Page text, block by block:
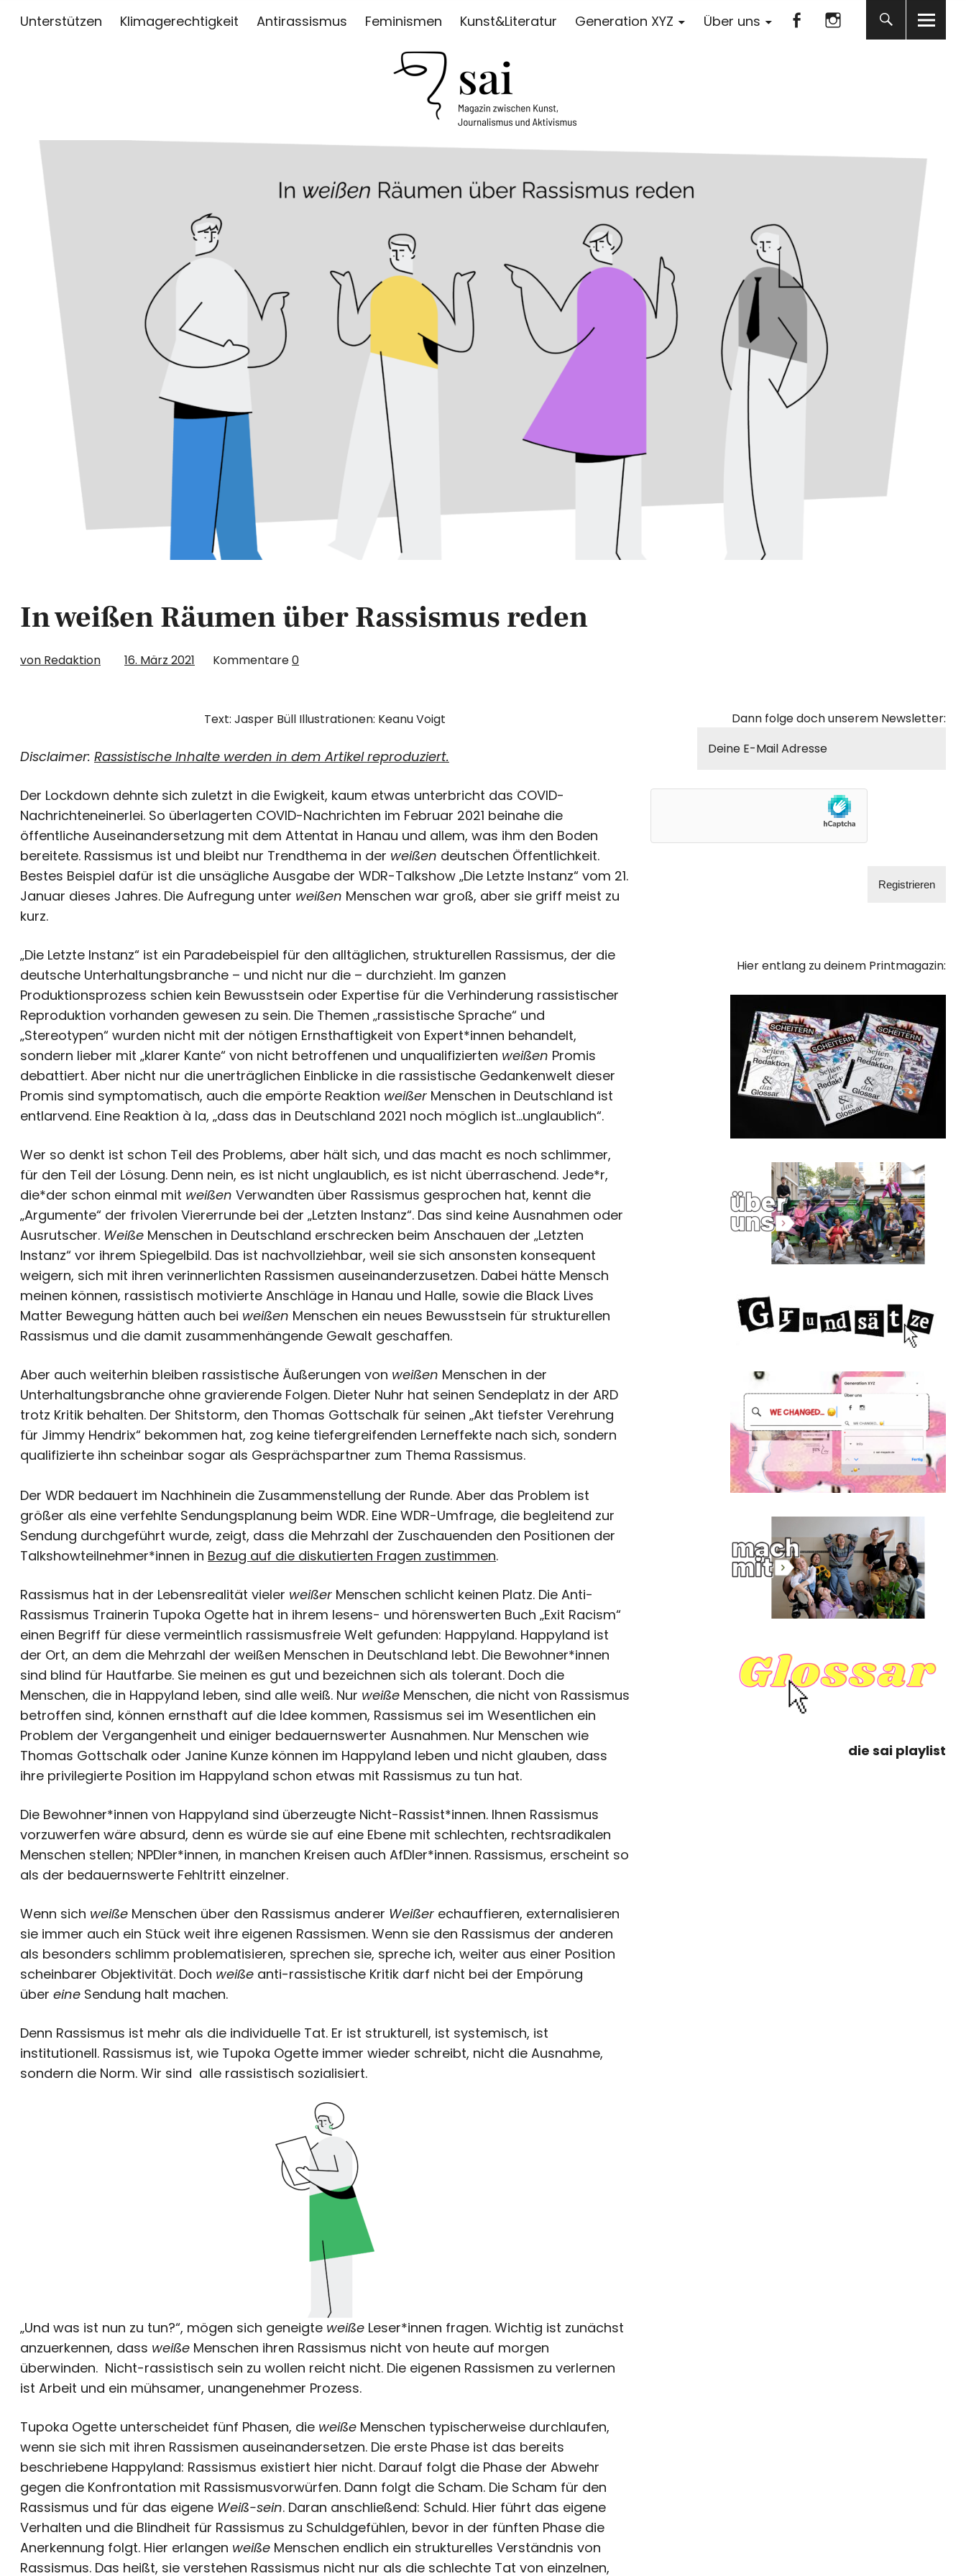
Unterstützen Klimagerechtigkeit Antirassismus Feminismen Kunst&Literatur Generation XYZ Über uns
ZWISCHEN KUNST, JOURNALISMUS UND AKTIVISMUS
FacebookInstagram
In weißen Räumen über Rassismus reden
von Redaktion 16. März 2021 Kommentare0
Text: Jasper Büll Illustrationen: Keanu Voigt
Disclaimer: Rassistische Inhalte werden in dem Artikel reproduziert.
Der Lockdown dehnte sich zuletzt in die Ewigkeit, kaum etwas unterbricht das COVID-
Nachrichteneinerlei. So überlagerten COVID-Nachrichten im Februar 2021 beinahe die
öffentliche Auseinandersetzung mit dem Attentat in Hanau und allem, was ihm den Boden
bereitete. Rassismus ist und bleibt nur Trendthema in der weißen deutschen Öffentlichkeit.
Bestes Beispiel dafür ist die unsägliche Ausgabe der WDR-Talkshow „Die Letzte Instanz“ vom 21.
Januar dieses Jahres. Die Aufregung unter weißen Menschen war groß, aber sie griff meist zu
kurz.
„Die Letzte Instanz“ ist ein Paradebeispiel für den alltäglichen, strukturellen Rassismus, der die
deutsche Unterhaltungsbranche – und nicht nur die – durchzieht. Im ganzen
Produktionsprozess schien kein Bewusstsein oder Expertise für die Verhinderung rassistischer
Reproduktion vorhanden gewesen zu sein. Die Themen „rassistische Sprache“ und
„Stereotypen“ wurden nicht mit der nötigen Ernsthaftigkeit von Expert*innen behandelt,
sondern lieber mit „klarer Kante“ von nicht betroffenen und unqualifizierten weißen Promis
debattiert. Aber nicht nur die unerträglichen Einblicke in die rassistische Gedankenwelt dieser
Promis sind symptomatisch, auch die empörte Reaktion weißer Menschen in Deutschland ist
entlarvend. Eine Reaktion à la, „dass das in Deutschland 2021 noch möglich ist…unglaublich“.
Wer so denkt ist schon Teil des Problems, aber hält sich, und das macht es noch schlimmer,
für den Teil der Lösung. Denn nein, es ist nicht unglaublich, es ist nicht überraschend. Jede*r,
die*der schon einmal mit weißen Verwandten über Rassismus gesprochen hat, kennt die
„Argumente“ der frivolen Viererrunde bei der „Letzten Instanz“. Das sind keine Ausnahmen oder
Ausrutscher. Weiße Menschen in Deutschland erschrecken beim Anschauen der „Letzten
Instanz“ vor ihrem Spiegelbild. Das ist nachvollziehbar, weil sie sich ansonsten konsequent
weigern, sich mit ihren verinnerlichten Rassismen auseinanderzusetzen. Dabei hätte Mensch
meinen können, rassistisch motivierte Anschläge in Hanau und Halle, sowie die Black Lives
Matter Bewegung hätten auch bei weißen Menschen ein neues Bewusstsein für strukturellen
Rassismus und die damit zusammenhängende Gewalt geschaffen.
Aber auch weiterhin bleiben rassistische Äußerungen von weißen Menschen in der
Unterhaltungsbranche ohne gravierende Folgen. Dieter Nuhr hat seinen Sendeplatz in der ARD
trotz Kritik behalten. Der Shitstorm, den Thomas Gottschalk für seinen „Akt tiefster Verehrung
für Jimmy Hendrix“ bekommen hat, zog keine tiefergreifenden Lerneffekte nach sich, sondern
qualifizierte ihn scheinbar sogar als Gesprächspartner zum Thema Rassismus.
Der WDR bedauert im Nachhinein die Zusammenstellung der Runde. Aber das Problem ist
größer als eine verfehlte Sendungsplanung beim WDR. Eine WDR-Umfrage, die begleitend zur
Sendung durchgeführt wurde, zeigt, dass die Mehrzahl der Zuschauenden den Positionen der
Talkshowteilnehmer*innen in Bezug auf die diskutierten Fragen zustimmen.
Rassismus hat in der Lebensrealität vieler weißer Menschen schlicht keinen Platz. Die Anti-
Rassismus Trainerin Tupoka Ogette hat in ihrem lesens- und hörenswerten Buch „Exit Racism“
einen Begriff für diese vermeintlich rassismusfreie Welt gefunden: Happyland. Happyland ist
der Ort, an dem die Mehrzahl der weißen Menschen in Deutschland lebt. Die Bewohner*innen
sind blind für Hautfarbe. Sie meinen es gut und bezeichnen sich als tolerant. Doch die
Menschen, die in Happyland leben, sind alle weiß. Nur weiße Menschen, die nicht von Rassismus
betroffen sind, können ernsthaft auf die Idee kommen, Rassismus sei im Wesentlichen ein
Problem der Vergangenheit und einiger bedauernswerter Ausnahmen. Nur Menschen wie
Thomas Gottschalk oder Janine Kunze können im Happyland leben und nicht glauben, dass
ihre privilegierte Position im Happyland schon etwas mit Rassismus zu tun hat.
Die Bewohner*innen von Happyland sind überzeugte Nicht-Rassist*innen. Ihnen Rassismus
vorzuwerfen wäre absurd, denn es würde sie auf eine Ebene mit schlechten, rechtsradikalen
Menschen stellen; NPDler*innen, in manchen Kreisen auch AfDler*innen. Rassismus, erscheint so
als der bedauernswerte Fehltritt einzelner.
Wenn sich weiße Menschen über den Rassismus anderer Weißer echauffieren, externalisieren
sie immer auch ein Stück weit ihre eigenen Rassismen. Wenn sie den Rassismus der anderen
als besonders schlimm problematisieren, sprechen sie, spreche ich, weiter aus einer Position
scheinbarer Objektivität. Doch weiße anti-rassistische Kritik darf nicht bei der Empörung
über eine Sendung halt machen.
Denn Rassismus ist mehr als die individuelle Tat. Er ist strukturell, ist systemisch, ist
institutionell. Rassismus ist, wie Tupoka Ogette immer wieder schreibt, nicht die Ausnahme,
sondern die Norm. Wir sind alle rassistisch sozialisiert.
„Und was ist nun zu tun?“, mögen sich geneigte weiße Leser*innen fragen. Wichtig ist zunächst
anzuerkennen, dass weiße Menschen ihren Rassismus nicht von heute auf morgen
überwinden. Nicht-rassistisch sein zu wollen reicht nicht. Die eigenen Rassismen zu verlernen
ist Arbeit und ein mühsamer, unangenehmer Prozess.
Tupoka Ogette unterscheidet fünf Phasen, die weiße Menschen typischerweise durchlaufen,
wenn sie sich mit ihren Rassismen auseinandersetzen. Die erste Phase ist das bereits
beschriebene Happyland: Rassismus existiert hier nicht. Darauf folgt die Phase der Abwehr
gegen die Konfrontation mit Rassismusvorwürfen. Dann folgt die Scham. Die Scham für den
Rassismus und für das eigene Weiß-sein. Daran anschließend: Schuld. Hier führt das eigene
Verhalten und die Blindheit für Rassismus zu Schuldgefühlen, bevor in der fünften Phase die
Anerkennung folgt. Hier erlangen weiße Menschen endlich ein strukturelles Verständnis von
Rassismus. Das heißt, sie verstehen Rassismus nicht nur als die schlechte Tat von einzelnen,
Dann folge doch unserem Newsletter:
Hier entlang zu deinem Printmagazin:
die sai playlist